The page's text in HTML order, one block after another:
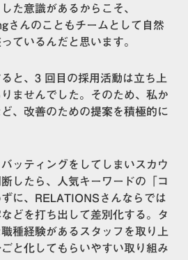
た意識があるからこそ、
さんのこともチームとして自然
ているんだと思います。
と、3 回目の採用活動は立ち上
ませんでした。そのため、私か
、改善のための提案を積極的に
ッティングをしてしまいスカウ
したら、人気キーワードの「コ
に、RELATIONSさんならでは
どを打ち出して差別化する。タ
種経験があるスタッフを取り上
と化してもらいやすい取り組み